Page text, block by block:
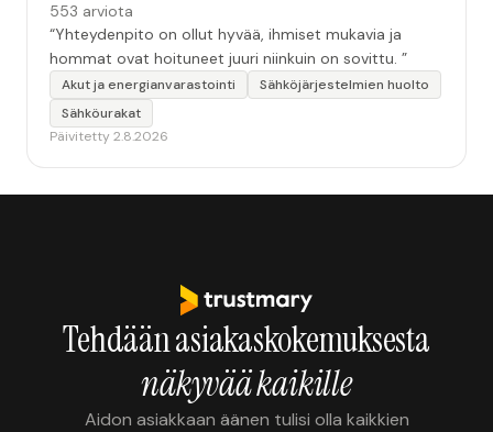
553 arviota
“Yhteydenpito on ollut hyvää, ihmiset mukavia ja
hommat ovat hoituneet juuri niinkuin on sovittu. ”
Akut ja energianvarastointi
Sähköjärjestelmien huolto
Sähköurakat
Päivitetty 2.8.2026
Tehdään asiakaskokemuksesta
näkyvää kaikille
Aidon asiakkaan äänen tulisi olla kaikkien